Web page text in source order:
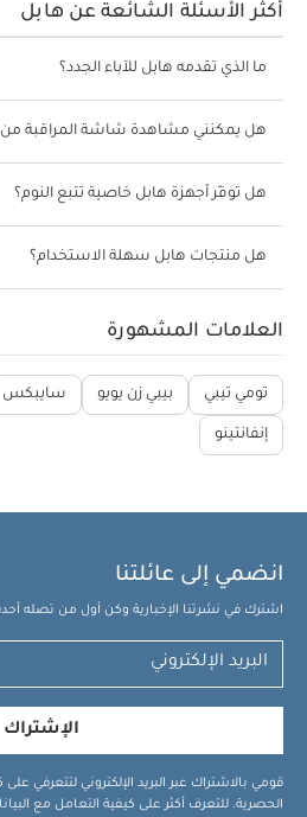
أكثر الأسئلة الشائعة عن هابل
ما الذي تقدمه هابل للآباء الجدد؟
هل يمكنني مشاهدة شاشة المراقبة من
هل توفّر أجهزة هابل خاصية تتبع النوم؟
هل منتجات هابل سهلة الاستخدام؟
العلامات المشهورة
تومي تيبي بيبي زن يويو سايبكس
إنفانتينو
انضمي إلى عائلتنا
اشترك في نشرتنا الإخبارية وكن أول من تصله
الإشتراك
قومي بالاشتراك عبر البريد الإلكتروني لتتعرفي
الحصرية. للتعرف أكثر على كيفية التعامل مع